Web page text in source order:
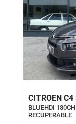
CITROEN C4
BLUEHDI
RECUPERABLE